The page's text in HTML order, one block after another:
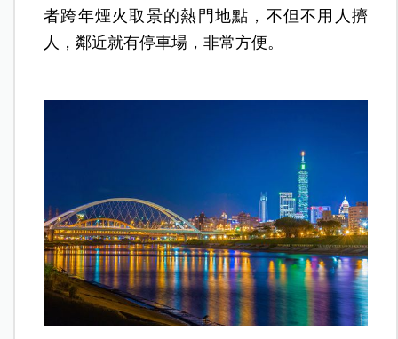
者跨年煙火取景的熱門地點，不但不用人擠
人，鄰近就有停車場，非常方便。